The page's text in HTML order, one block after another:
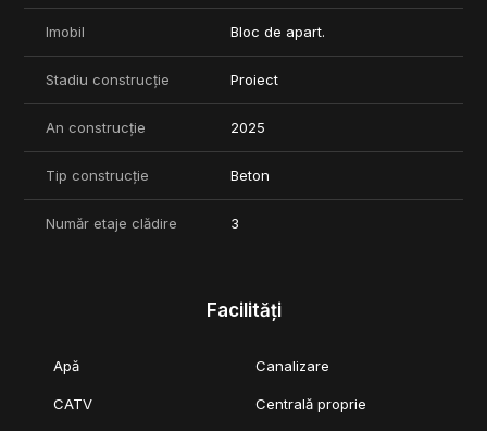
Imobil Bloc de apart.
Stadiu construcție Proiect
An construcție 2025
Tip construcție Beton
Număr etaje clădire 3
Facilități
Apă Canalizare
CATV Centrală proprie